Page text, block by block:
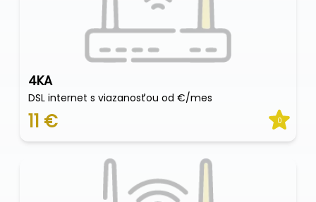
4KA
DSL internet s viazanosťou od €/mes
11 € 0